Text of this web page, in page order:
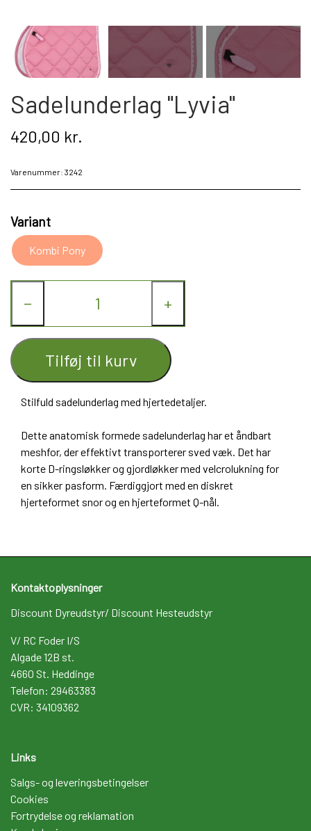
Retur
Om os
Kontakt
Sadelunderlag "Lyvia"
420,00 kr.
Varenummer: 3242
Variant
Kombi Pony
− +
Tilføj til kurv
Stilfuld sadelunderlag med hjertedetaljer.
Dette anatomisk formede sadelunderlag har et åndbart
meshfor, der effektivt transporterer sved væk. Det har
korte D-ringsløkker og gjordløkker med velcrolukning for
en sikker pasform. Færdiggjort med en diskret
hjerteformet snor og en hjerteformet Q-nål.
Kontaktoplysninger
Discount Dyreudstyr/ Discount Hesteudstyr
V/ RC Foder I/S
Algade 12B st.
4660 St. Heddinge
Telefon: 29463383
CVR: 34109362
Links
Salgs- og leveringsbetingelser
Cookies
Fortrydelse og reklamation